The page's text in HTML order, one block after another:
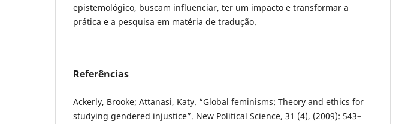
epistemológico, buscam influenciar, ter um impacto e transformar a
prática e a pesquisa em matéria de tradução.
Referências
Ackerly, Brooke; Attanasi, Katy. “Global feminisms: Theory and ethics for
studying gendered injustice”. New Political Science, 31 (4), (2009): 543–